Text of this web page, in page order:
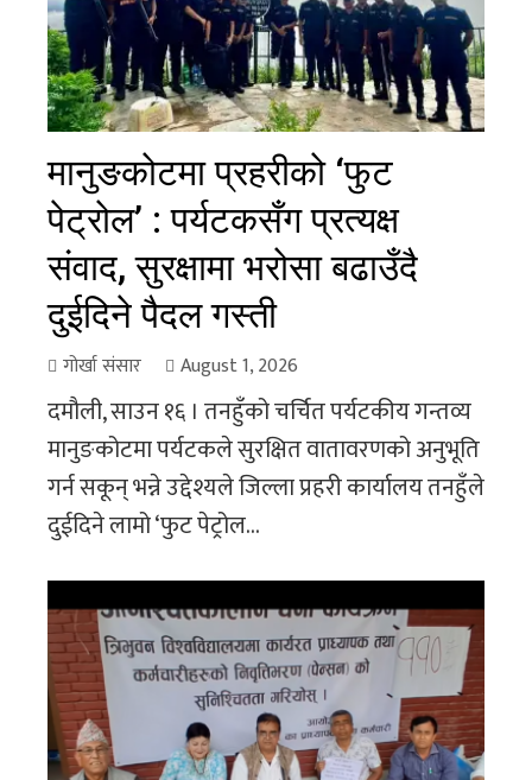
मानुङकोटमा प्रहरीको ‘फुट
पेट्रोल’ : पर्यटकसँग प्रत्यक्ष
संवाद, सुरक्षामा भरोसा बढाउँदै
दुईदिने पैदल गस्ती
गोर्खा संसार August 1, 2026
दमौली, साउन १६ । तनहुँको चर्चित पर्यटकीय गन्तव्य
मानुङकोटमा पर्यटकले सुरक्षित वातावरणको अनुभूति
गर्न सकून् भन्ने उद्देश्यले जिल्ला प्रहरी कार्यालय तनहुँले
दुईदिने लामो ‘फुट पेट्रोल...